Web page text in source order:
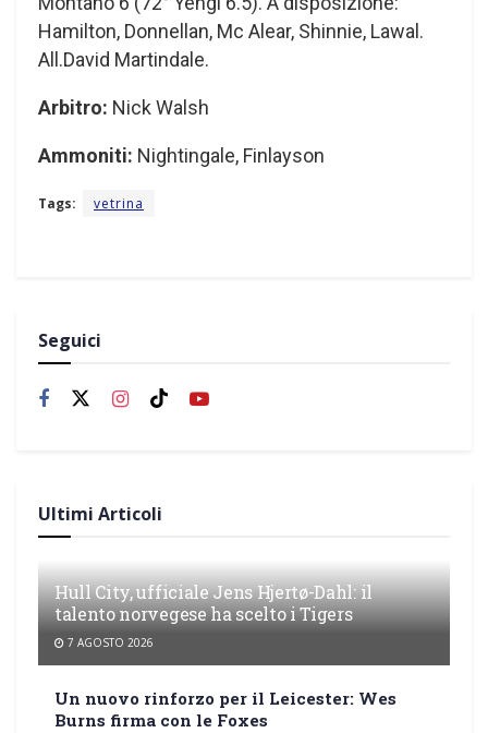
Hamilton, Donnellan, Mc Alear, Shinnie, Lawal.
All.David Martindale.
Arbitro: Nick Walsh
Ammoniti: Nightingale, Finlayson
Tags: vetrina
Seguici
Ultimi Articoli
Hull City, ufficiale Jens Hjertø-Dahl: il
talento norvegese ha scelto i Tigers
7 AGOSTO 2026
Un nuovo rinforzo per il Leicester: Wes
Burns firma con le Foxes